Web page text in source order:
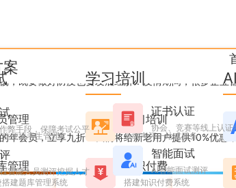
管理
位便捷考生管理
管理
搭建题库管理系统
学习培训
学习培训
学练考评一站式服务
知识付费
搭建知识付费系统
弊手段，保障考试公平
智能人员测评挖掘人才
证书认证
协会、竞赛等线上认证
智能面试
AI智能面试测评
，年会员立享九折
5116
，既要做好防疫也要发展经济！疫情期间，很多企
年会员，立享九折！我们将给新老用户提供10%优